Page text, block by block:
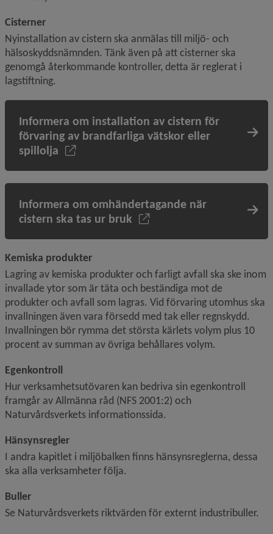
Cisterner
Nyinstallation av cistern ska anmälas till miljö- och
hälsoskyddsnämnden. Tänk även på att cisterner ska
genomgå återkommande kontroller, detta är reglerat i
lagstiftning.
Informera om installation av cistern för
förvaring av brandfarliga vätskor eller
spillolja
Informera om omhändertagande när
cistern ska tas ur bruk
Kemiska produkter
Lagring av kemiska produkter och farligt avfall ska ske inom
invallade ytor som är täta och beständiga mot de
produkter och avfall som lagras. Vid förvaring utomhus ska
invallningen även vara försedd med tak eller regnskydd.
Invallningen bör rymma det största kärlets volym plus 10
procent av summan av övriga behållares volym.
Egenkontroll
Hur verksamhetsutövaren kan bedriva sin egenkontroll
framgår av Allmänna råd (NFS 2001:2) och
Naturvårdsverkets informationssida.
Hänsynsregler
I andra kapitlet i miljöbalken finns hänsynsreglerna, dessa
ska alla verksamheter följa.
Buller
Se Naturvårdsverkets riktvärden för externt industribuller.